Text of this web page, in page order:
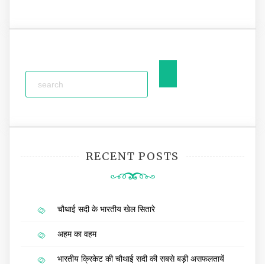
RECENT POSTS
चौथाई सदी के भारतीय खेल सितारे
अहम का वहम
भारतीय क्रिकेट की चौथाई सदी की सबसे बड़ी असफलतायें